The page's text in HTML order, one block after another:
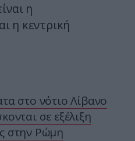
η
η κεντρική
στο νότιο Λίβανο
σε εξέλιξη
στην Ρώμη